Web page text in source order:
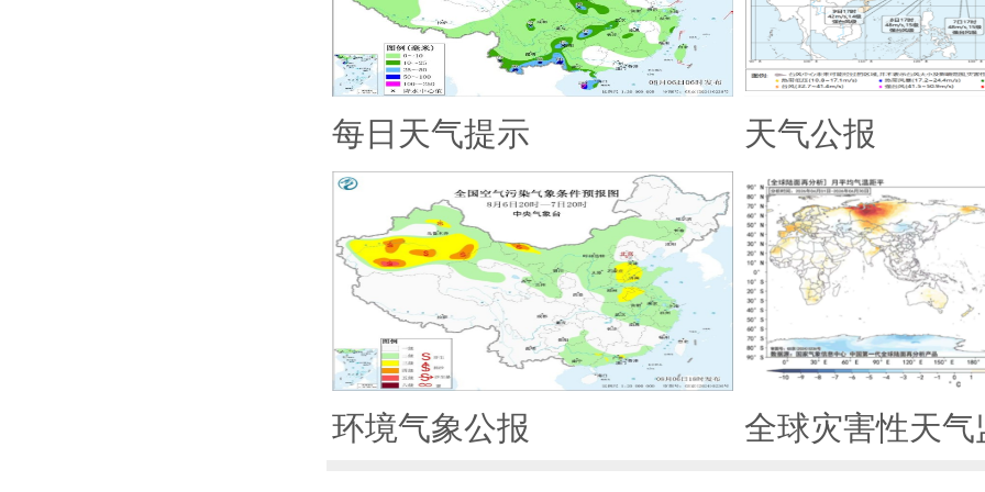
每日天气提示 天气公报
环境气象公报 全球灾害性天气